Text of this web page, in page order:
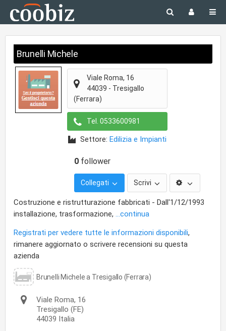
Brunelli Michele
Viale Roma, 16
44039 - Tresigallo
(Ferrara)
Tel. 0533600981
Settore: Edilizia e Impianti
0 follower
Collegati Scrivi
Costruzione e ristrutturazione fabbricati - Dall'1/12/1993
installazione, trasformazione, ...continua
Registrati per vedere tutte le informazioni disponibili,
rimanere aggiornato o scrivere recensioni su questa
azienda
Brunelli Michele a Tresigallo (Ferrara)
Viale Roma, 16
Tresigallo (FE)
44039 Italia